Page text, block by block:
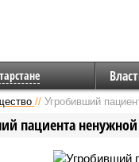
// Угробивший
пациента